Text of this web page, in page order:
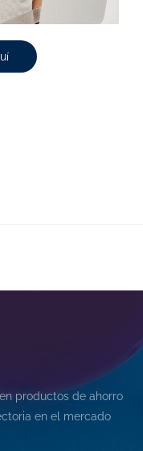
productos de ahorro
en el mercado